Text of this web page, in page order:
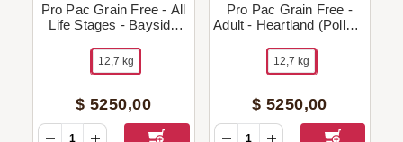
Pro Pac Grain Free - All
Life Stages - Bayside
12,7 kg
$ 5250,00
Pro Pac Grain Free -
Adult - Heartland (Pollo) -
12,7 kg
$ 5250,00